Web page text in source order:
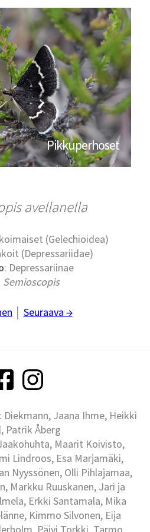
Pikkuperhoset
avellanella
(Gelechioidea)
(Depressariidae)
: Depressariinae
Semioscopis
Seuraava →
Jaana Ihme, Heikki
Patrik Åberg
Maarit Koivisto,
Lindroos, Esa Marjamäki,
Nyyssönen, Olli Pihlajamaa,
Markku Ruuskanen, Jari ja
Erkki Santamala, Mika
Kimmo Silvonen, Eija